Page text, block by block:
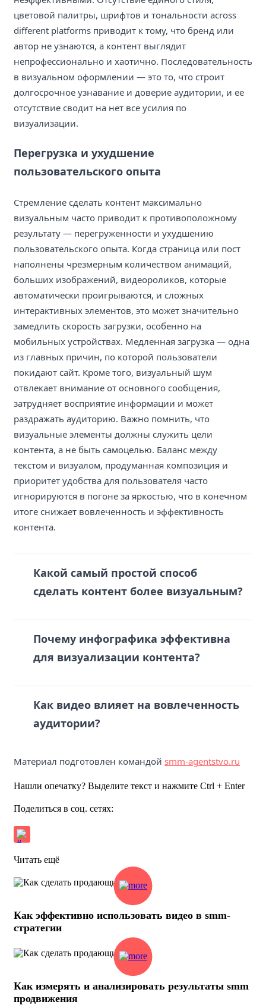
цветовой палитры, шрифтов и тональности across
different platforms приводит к тому, что бренд или
автор не узнаются, а контент выглядит
непрофессионально и хаотично. Последовательность
в визуальном оформлении — это то, что строит
долгосрочное узнавание и доверие аудитории, и ее
отсутствие сводит на нет все усилия по
визуализации.
Перегрузка и ухудшение
пользовательского опыта
Стремление сделать контент максимально
визуальным часто приводит к противоположному
результату — перегруженности и ухудшению
пользовательского опыта. Когда страница или пост
наполнены чрезмерным количеством анимаций,
больших изображений, видеороликов, которые
автоматически проигрываются, и сложных
интерактивных элементов, это может значительно
замедлить скорость загрузки, особенно на
мобильных устройствах. Медленная загрузка — одна
из главных причин, по которой пользователи
покидают сайт. Кроме того, визуальный шум
отвлекает внимание от основного сообщения,
затрудняет восприятие информации и может
раздражать аудиторию. Важно помнить, что
визуальные элементы должны служить цели
контента, а не быть самоцелью. Баланс между
текстом и визуалом, продуманная композиция и
приоритет удобства для пользователя часто
игнорируются в погоне за яркостью, что в конечном
итоге снижает вовлеченность и эффективность
контента.
Какой самый простой способ
сделать контент более визуальным?
Почему инфографика эффективна
для визуализации контента?
Как видео влияет на вовлеченность
аудитории?
Материал подготовлен командой smm-agentstvo.ru
Нашли опечатку? Выделите текст и нажмите Ctrl + Enter
Поделиться в соц. сетях:
Читать ещё
Как эффективно использовать видео в smm-
стратегии
Как измерять и анализировать результаты smm
продвижения